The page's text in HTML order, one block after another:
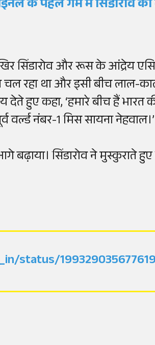
के पहले गेम मेंसिंडारोव
सिंडारोव और रूस के आंद्रेय
रहा था और इसी बीच लाल-
हुए कहा, ‘हमारे बीच हैं भारत
नंबर-1 मिस सायना नेहवाल।’
बढ़ाया। सिंडारोव ने मुस्कुराते
status/